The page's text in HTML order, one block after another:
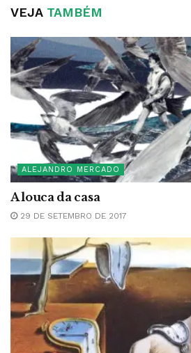
VEJATAMBÉM
ALEJANDRO MERCADO
A louca da casa
29 DE SETEMBRO DE 2017